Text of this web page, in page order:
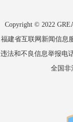
Copyright © 2022
福建省互联网新闻信息
违法和不良信息举报电
全国非